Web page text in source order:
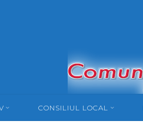
CONSILIUL LOCAL